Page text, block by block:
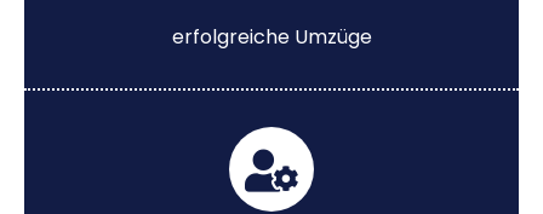
erfolgreiche Umzüge